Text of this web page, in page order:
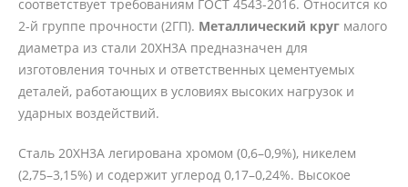
соответствует требованиям ГОСТ 4543-2016. Относится ко
2-й группе прочности (2ГП). Металлический круг малого
диаметра из стали 20ХН3А предназначен для
изготовления точных и ответственных цементуемых
деталей, работающих в условиях высоких нагрузок и
ударных воздействий.
Сталь 20ХН3А легирована хромом (0,6–0,9%), никелем
(2,75–3,15%) и содержит углерод 0,17–0,24%. Высокое